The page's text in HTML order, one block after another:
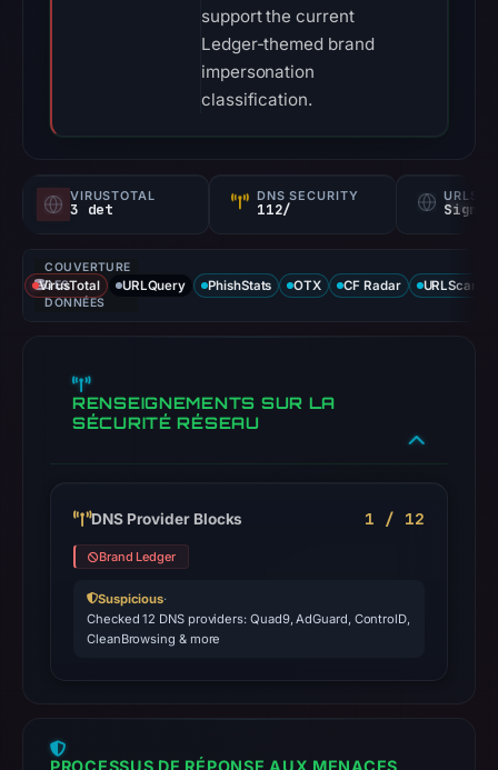
support the current
Ledger-themed brand
impersonation
classification.
VIRUSTOTAL
3 det
DNS SECURITY
112/
COUVERTURE
DES
DONNÉES
VirusTotal URLQuery PhishStats OTX CF Radar URLScan
RENSEIGNEMENTS SUR LA
SÉCURITÉ RÉSEAU
DNS Provider Blocks 1 / 12
Brand Ledger
Suspicious·
Checked 12 DNS providers: Quad9, AdGuard, ControlD,
CleanBrowsing & more
PROCESSUS DE RÉPONSE AUX MENACES